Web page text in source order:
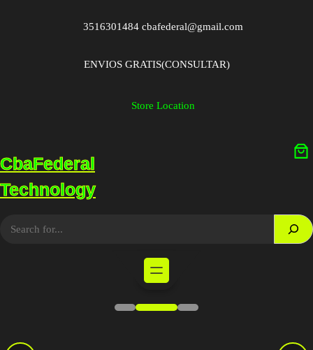
3516301484 cbafederal@gmail.com
ENVIOS GRATIS(CONSULTAR)
Store Location
CbaFederal
Technology